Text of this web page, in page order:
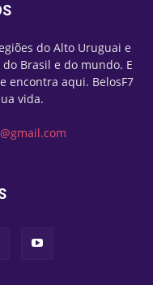
do Alto Uruguai e
Brasil e do mundo. E
encontra aqui. BelosF7
vida.